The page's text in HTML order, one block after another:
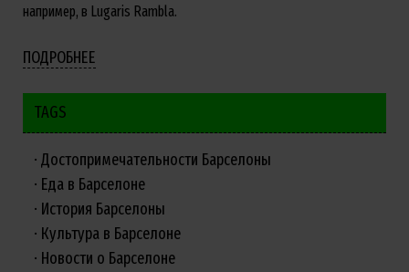
например, в Lugaris Rambla.
ПОДРОБНЕЕ
TAGS
Достопримечательности Барселоны
Еда в Барселоне
История Барселоны
Культура в Барселоне
Новости о Барселоне